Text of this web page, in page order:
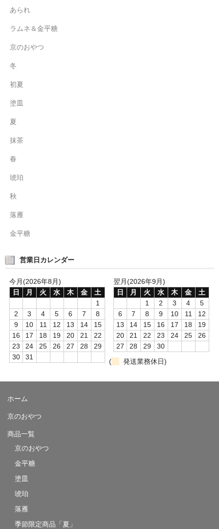
あられ
ラムネ＆金平糖
京のおやつ
冬
初夏
塗皿
夏
抹茶
春
琥珀
秋
落雁
金平糖
営業日カレンダー
今月(2026年8月)
日
月 火 水 木 金
土
1
2
3 4 5 6 7
8
9
10 11 12 13 14
15
16
17 18 19 20 21
22
23
24 25 26 27 28
29
30
31
翌月(2026年9月)
日
月 火 水 木 金
土
1
2 3 4
5
6
7 8 9 10 11
12
13
14 15 16 17 18
19
20
21 22 23 24 25
26
27
28 29
30
(
発送業務休日)
ホーム
京のおやつ
商品一覧
京のおやつ
金平糖
塗皿
琥珀
落雁
季節限定商品「夏」